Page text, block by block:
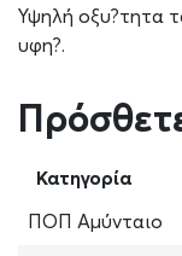
Υψηλή οξυ?τητα
υφη?.
Κατηγορία
ΠΟΠ Αμύνταιο